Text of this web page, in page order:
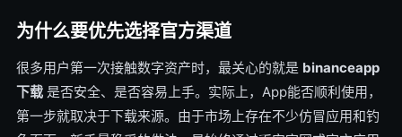
为什么要优先选择官方渠道
很多用户第一次接触数字资产时，最关心的就是 binanceapp
下载 是否安全、是否容易上手。实际上，App能否顺利使用，
第一步就取决于下载来源。由于市场上存在不少仿冒应用和钓